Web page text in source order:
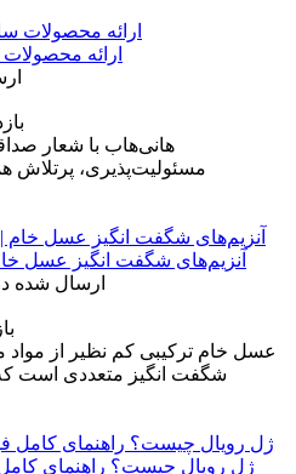
ارائه
10577
هانی‌هاب با شعار
مسئولیت‌پذیری، پرتلاش
آنزیم‌های شگفت انگیز عسل
ارسال شده
عسل خام ترکیبی کم نظیر از
شگفت انگیز متعددی است
ژل رویال چیست؟ راهنمای